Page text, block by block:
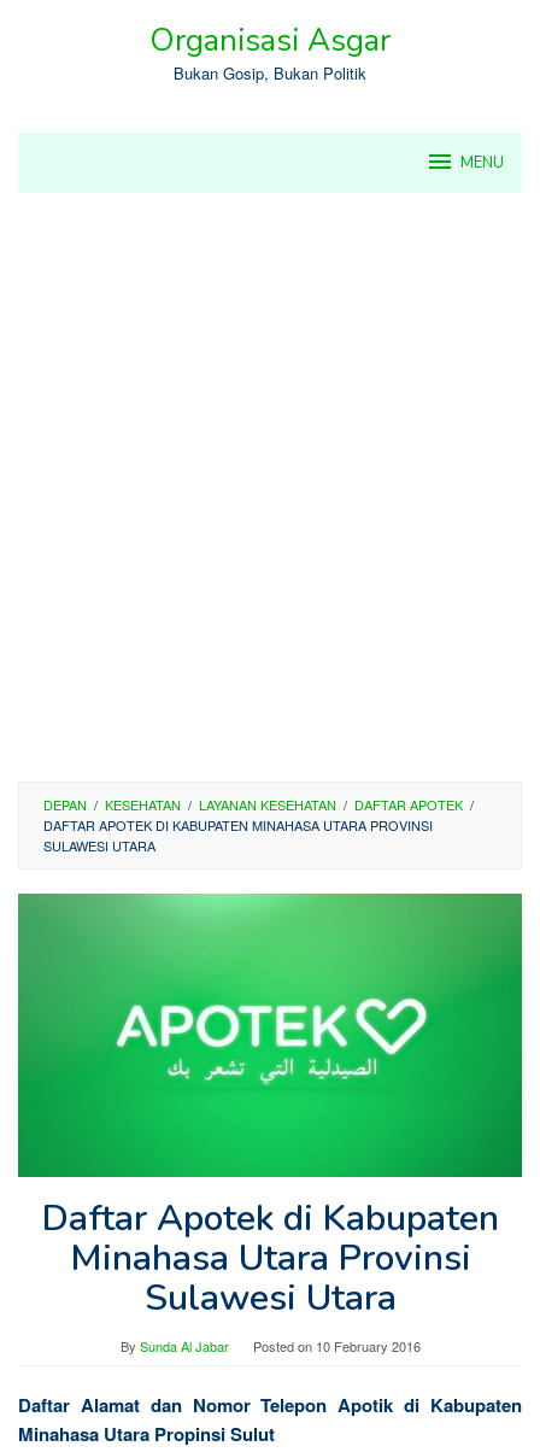
Organisasi Asgar
Bukan Gosip, Bukan Politik
MENU
DEPAN / KESEHATAN / LAYANAN KESEHATAN / DAFTAR APOTEK /
DAFTAR APOTEK DI KABUPATEN MINAHASA UTARA PROVINSI
SULAWESI UTARA
Daftar Apotek di Kabupaten
Minahasa Utara Provinsi
Sulawesi Utara
By Sunda Al Jabar Posted on 10 February 2016
Daftar Alamat dan Nomor Telepon Apotik di Kabupaten
Minahasa Utara Propinsi Sulut